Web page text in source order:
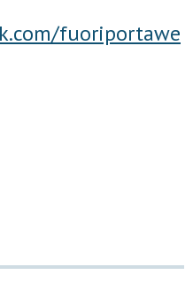
fuoriportawe